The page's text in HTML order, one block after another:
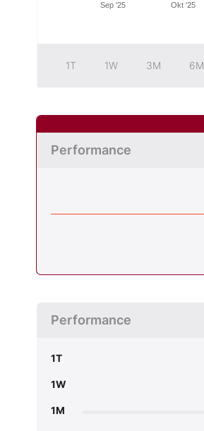
Sep '25 Okt '25
1T 1W 3M 6M
Performance
Performance
1T
1W
1M